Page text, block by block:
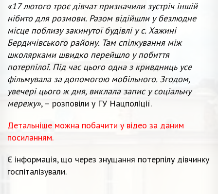
«17 лютого троє дівчат призначили зустріч іншій
нібито для розмови. Разом відійшли у безлюдне
місце поблизу закинутої будівлі у с. Хажині
Бердичівського району. Там спілкування між
школярками швидко перейшло у побиття
потерпілої. Під час цього одна з кривдниць усе
фільмувала за допомогою мобільного. Згодом,
увечері цього ж дня, виклала запис у соціальну
мережу», – розповіли у ГУ Нацполіції.
Детальніше можна побачити у відео за даним
посиланням.
Є інформація, що через знущання потерпілу дівчинку
госпіталізували.